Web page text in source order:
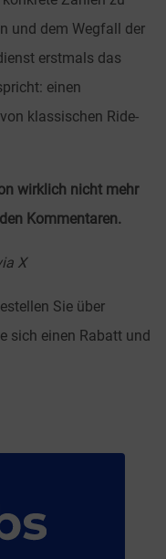
und dem Wegfall der
erstmals das
einen
klassischen Ride-
wirklich nicht mehr
Kommentaren.
X
Sie über
sich einen Rabatt und